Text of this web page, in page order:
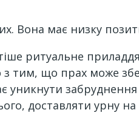
Вона має низку
ритуальне
тим, що прах може
забруднення
доставляти урну